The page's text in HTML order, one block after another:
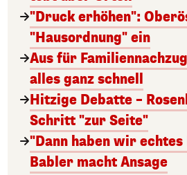
"Druck erhöhen":
"Hausordnung" ein
Aus für
alles ganz schnell
Hitzige Debatte –
Schritt "zur Seite"
"Dann haben wir echtes
Babler macht Ansage